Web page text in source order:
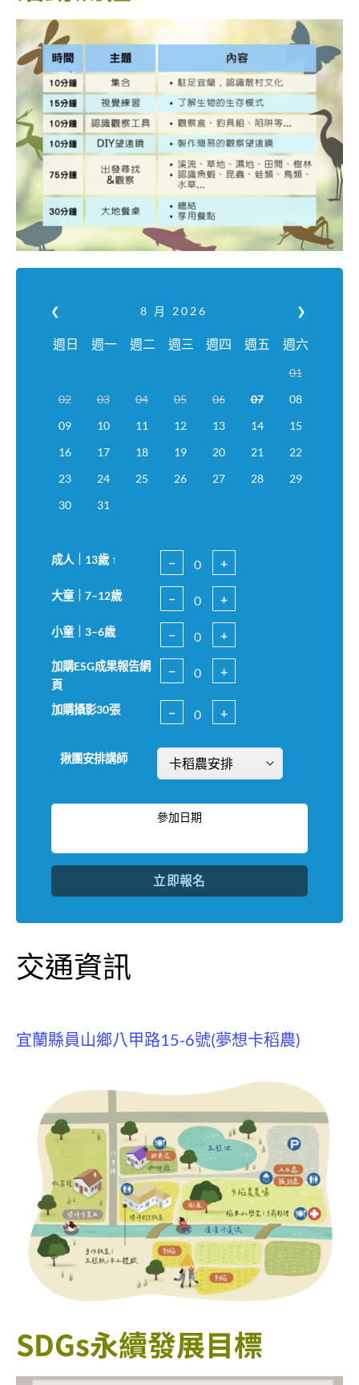
❮ ❯
8 月 2026
週日 週一 週二 週三 週四 週五 週六
01
02
03 04 05 06 07
08
09
10 11 12 13 14
15
16
17 18 19 20 21
22
23
24 25 26 27 28
29
30
31
成人｜13歲 ↑ − +
大童｜7–12歲 − +
小童｜3–6歲 − +
加購ESG成果報告網
頁
− +
加購攝影30張 − +
揪團安排講師
參加日期
立即報名
交通資訊
宜蘭縣員山鄉八甲路15-6號(夢想卡稻農)
SDGs永續發展目標